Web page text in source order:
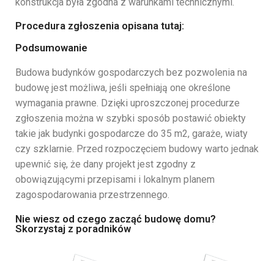
Procedura zgłoszenia opisana tutaj:
Podsumowanie
Budowa budynków gospodarczych bez pozwolenia na
budowę jest możliwa, jeśli spełniają one określone
wymagania prawne. Dzięki uproszczonej procedurze
zgłoszenia można w szybki sposób postawić obiekty
takie jak budynki gospodarcze do 35 m2, garaże, wiaty
czy szklarnie. Przed rozpoczęciem budowy warto jednak
upewnić się, że dany projekt jest zgodny z
obowiązującymi przepisami i lokalnym planem
zagospodarowania przestrzennego.
Nie wiesz od czego zacząć budowę domu?
Skorzystaj z poradników